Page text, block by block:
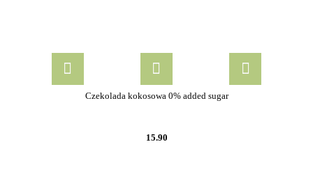
Czekolada kokosowa 0% added sugar
15.90